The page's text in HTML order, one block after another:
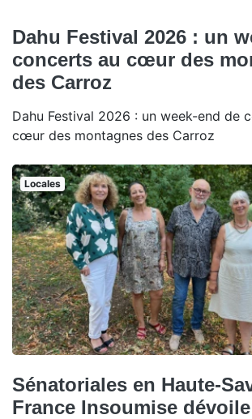
Dahu Festival 2026 : un
concerts au cœur des
des Carroz
Dahu Festival 2026 : un week-end de
cœur des montagnes des Carroz
Locales
Sénatoriales en Haute-
France Insoumise